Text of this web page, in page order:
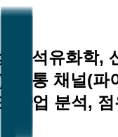
, 석유화학,
유통 채널(
산업 분석,